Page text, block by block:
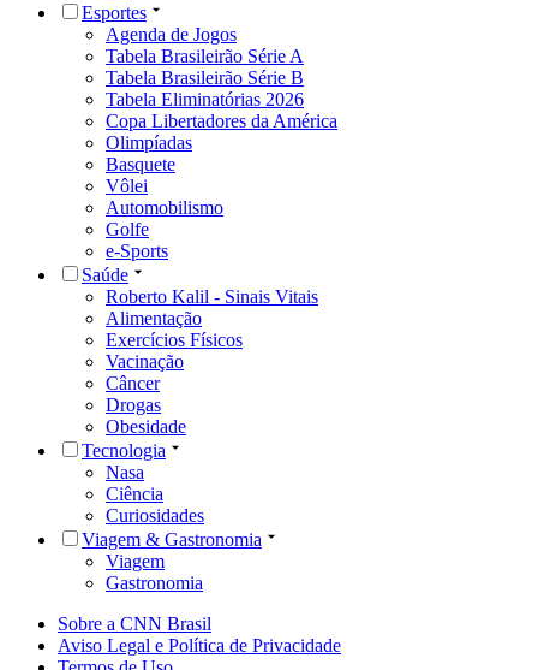
Esportes
Agenda de Jogos
Tabela Brasileirão Série A
Tabela Brasileirão Série B
Tabela Eliminatórias 2026
Copa Libertadores da América
Olimpíadas
Basquete
Vôlei
Automobilismo
Golfe
e-Sports
Saúde
Roberto Kalil - Sinais Vitais
Alimentação
Exercícios Físicos
Vacinação
Câncer
Drogas
Obesidade
Tecnologia
Nasa
Ciência
Curiosidades
Viagem & Gastronomia
Viagem
Gastronomia
Sobre a CNN Brasil
Aviso Legal e Política de Privacidade